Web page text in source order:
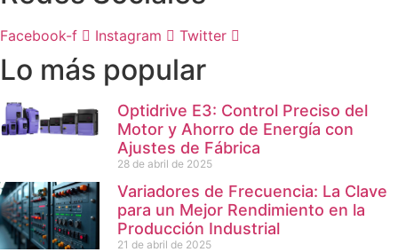
Facebook-f Instagram Twitter
Lo más popular
Optidrive E3: Control Preciso del
Motor y Ahorro de Energía con
Ajustes de Fábrica
28 de abril de 2025
Variadores de Frecuencia: La Clave
para un Mejor Rendimiento en la
Producción Industrial
21 de abril de 2025